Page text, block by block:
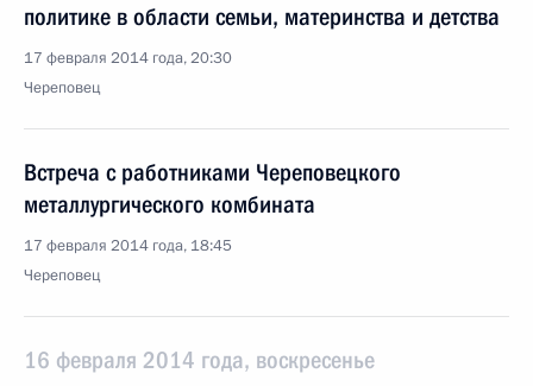
политике в области семьи, материнства и детства
17 февраля 2014 года, 20:30
Череповец
Встреча с работниками Череповецкого
металлургического комбината
17 февраля 2014 года, 18:45
Череповец
16 февраля 2014 года, воскресенье